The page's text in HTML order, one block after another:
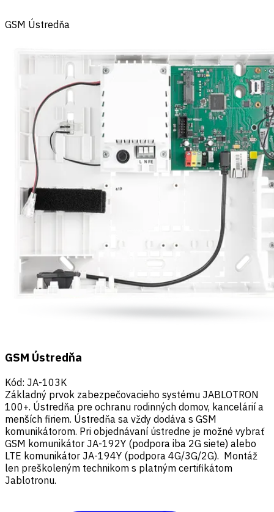
GSM Ústredňa
GSM Ústredňa
Kód: JA-103K
Základný prvok zabezpečovacieho systému JABLOTRON
100+. Ústredňa pre ochranu rodinných domov, kancelárií a
menších firiem. Ústredňa sa vždy dodáva s GSM
komunikátorom. Pri objednávaní ústredne je možné vybrať
GSM komunikátor JA-192Y (podpora iba 2G siete) alebo
LTE komunikátor JA-194Y (podpora 4G/3G/2G). Montáž
len preškoleným technikom s platným certifikátom
Jablotronu.